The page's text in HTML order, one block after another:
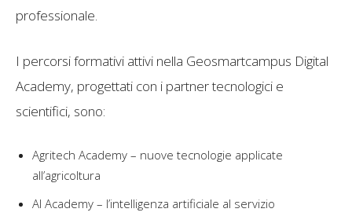
professionale.
I percorsi formativi attivi nella Geosmartcampus Digital
Academy, progettati con i partner tecnologici e
scientifici, sono:
Agritech Academy – nuove tecnologie applicate
all’agricoltura
AI Academy – l’intelligenza artificiale al servizio